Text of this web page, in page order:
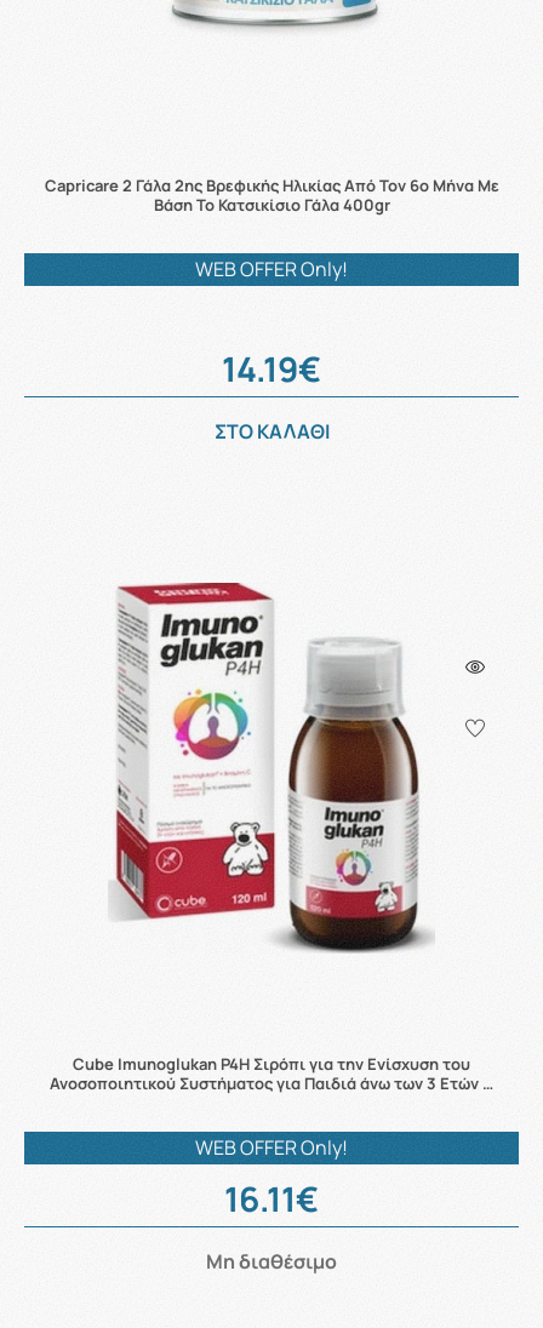
Capricare 2 Γάλα 2ης Βρεφικής Ηλικίας Από Τον 6ο Μήνα Με
Βάση Το Κατσικίσιο Γάλα 400gr
WEB OFFER Only!
14.19€
ΣΤΟ ΚΑΛΑΘΙ
Cube Imunoglukan P4H Σιρόπι για την Ενίσχυση του
Ανοσοποιητικού Συστήματος για Παιδιά άνω των 3 Ετών …
WEB OFFER Only!
16.11€
Μη διαθέσιμο